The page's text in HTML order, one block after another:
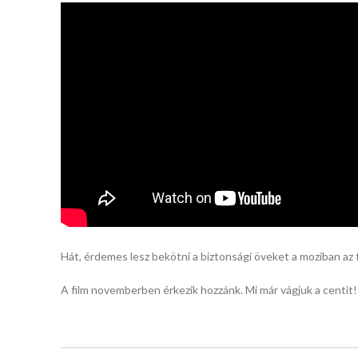
Hát, érdemes lesz bekötni a biztonsági öveket a moziban az
A film novemberben érkezik hozzánk. Mi már vágjuk a centit!